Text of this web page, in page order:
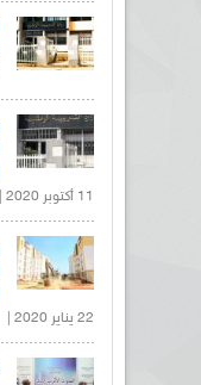
11 أكتوبر 2020 |
22 يناير 2020 |